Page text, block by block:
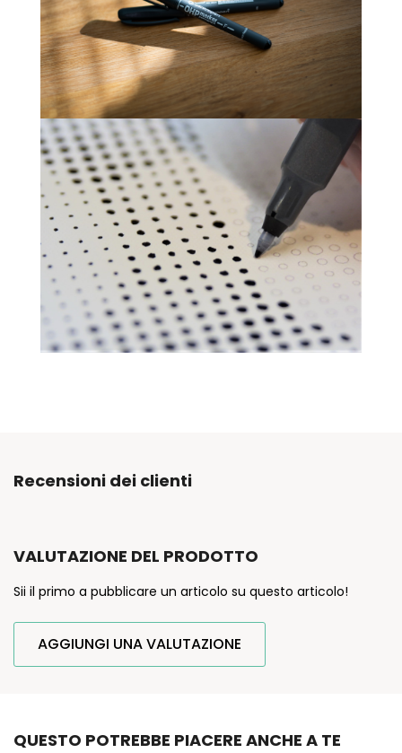
Recensioni dei clienti
VALUTAZIONE DEL PRODOTTO
Sii il primo a pubblicare un articolo su questo articolo!
AGGIUNGI UNA VALUTAZIONE
QUESTO POTREBBE PIACERE ANCHE A TE